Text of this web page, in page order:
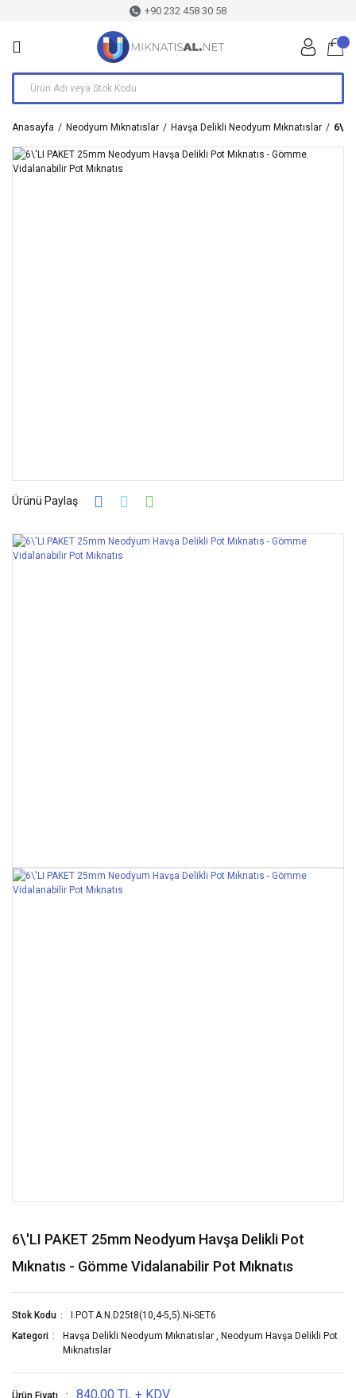
+90 232 458 30 58
Anasayfa Neodyum Mıknatıslar Havşa Delikli Neodyum Mıknatıslar 6\'LI
Ürünü Paylaş
6\'LI PAKET 25mm Neodyum Havşa Delikli Pot
Mıknatıs - Gömme Vidalanabilir Pot Mıknatıs
Stok Kodu
I.POT.A.N.D25t8(10,4-5,5).Ni-SET6
Kategori
Havşa Delikli Neodyum Mıknatıslar , Neodyum Havşa Delikli Pot
Mıknatıslar
Ürün Fiyatı 840,00 TL + KDV